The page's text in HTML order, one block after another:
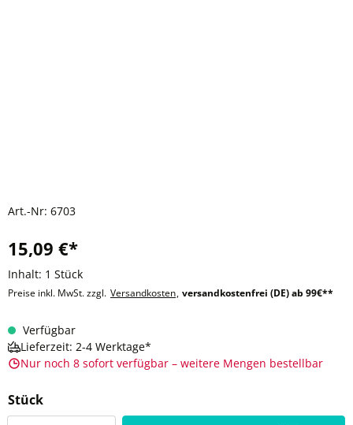
Art.-Nr: 6703
15,09 €*
Inhalt: 1 Stück
Preise inkl. MwSt. zzgl. Versandkosten, versandkostenfrei (DE) ab 99€**
Verfügbar
Lieferzeit: 2-4 Werktage*
Nur noch 8 sofort verfügbar – weitere Mengen bestellbar
Stück